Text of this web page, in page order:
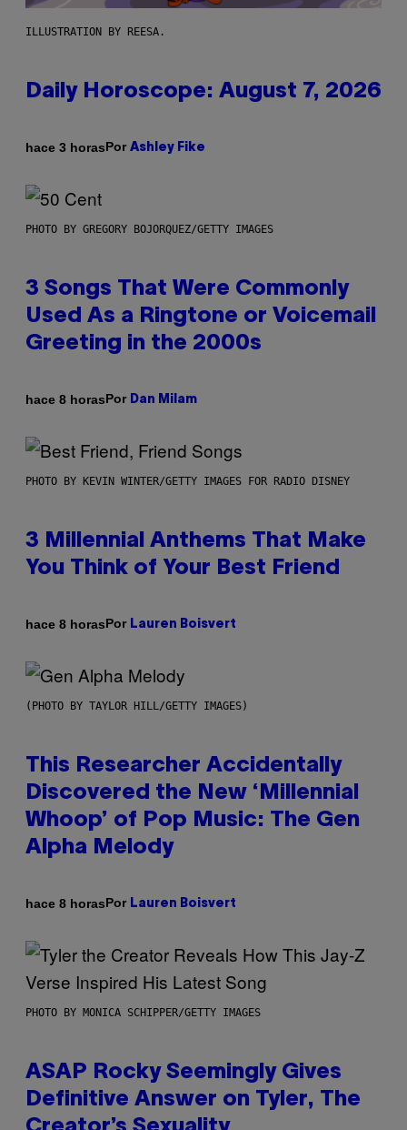
ILLUSTRATION BY REESA.
Daily Horoscope: August 7, 2026
hace 3 horasPor Ashley Fike
PHOTO BY GREGORY BOJORQUEZ/GETTY IMAGES
3 Songs That Were Commonly
Used As a Ringtone or Voicemail
Greeting in the 2000s
hace 8 horasPor Dan Milam
PHOTO BY KEVIN WINTER/GETTY IMAGES FOR RADIO DISNEY
3 Millennial Anthems That Make
You Think of Your Best Friend
hace 8 horasPor Lauren Boisvert
(PHOTO BY TAYLOR HILL/GETTY IMAGES)
This Researcher Accidentally
Discovered the New ‘Millennial
Whoop’ of Pop Music: The Gen
Alpha Melody
hace 8 horasPor Lauren Boisvert
PHOTO BY MONICA SCHIPPER/GETTY IMAGES
ASAP Rocky Seemingly Gives
Definitive Answer on Tyler, The